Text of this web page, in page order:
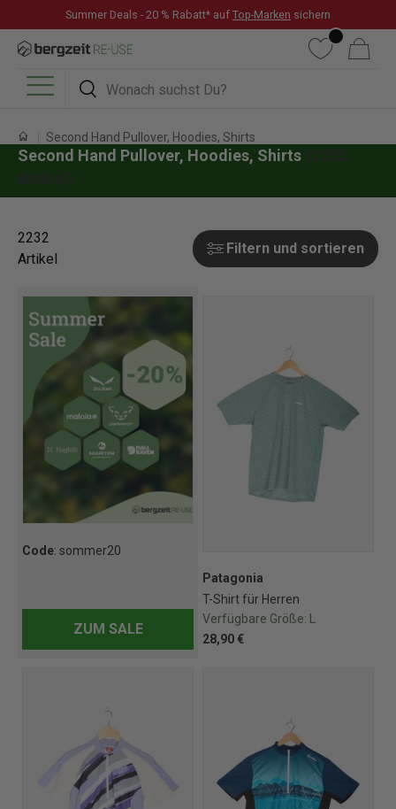
DIREKT ZUM INHALT
Summer Deals - 20 % Rabatt* auf Top-Marken sichern
Suchen
Suchen
WunschlisteWarenkorb
Menü
Second Hand Pullover, Hoodies, Shirts
Second Hand Pullover, Hoodies, Shirts
Filtern und sortieren
2232
Artikel
Code: sommer20
ZUM SALE
Patagonia
T-Shirt für Herren
Verfügbare Größe:
28,90 €